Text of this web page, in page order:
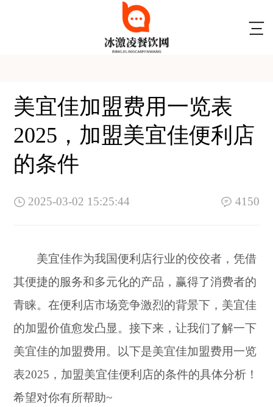
美宜佳加盟费用一览表
2025，加盟美宜佳便利店
的条件
2025-03-02 15:25:44 4150
美宜佳作为我国便利店行业的佼佼者，凭借
其便捷的服务和多元化的产品，赢得了消费者的
青睐。在便利店市场竞争激烈的背景下，美宜佳
的加盟价值愈发凸显。接下来，让我们了解一下
美宜佳的加盟费用。以下是美宜佳加盟费用一览
表2025，加盟美宜佳便利店的条件的具体分析！
希望对你有所帮助~